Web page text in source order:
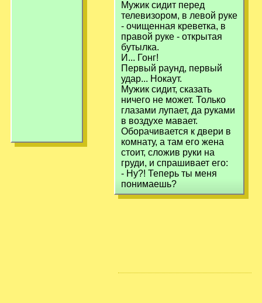
Мужик сидит перед
телевизором, в левой руке
- очищенная креветка, в
правой руке - открытая
бутылка.
И... Гонг!
Первый раунд, первый
удар... Нокаут.
Мужик сидит, сказать
ничего не может. Только
глазами лупает, да руками
в воздухе мавает.
Оборачивается к двери в
комнату, а там его жена
стоит, сложив руки на
груди, и спрашивает его:
- Ну?! Теперь ты меня
понимаешь?